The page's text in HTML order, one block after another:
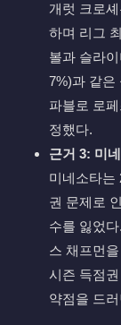
개럿 크로
하며 리그
볼과 슬라
7%)과 같은
파블로 로
정했다.
근거 3: 미
미네소타는
권 문제로
수를 잃었
스 채프먼
시즌 득점
약점을 드